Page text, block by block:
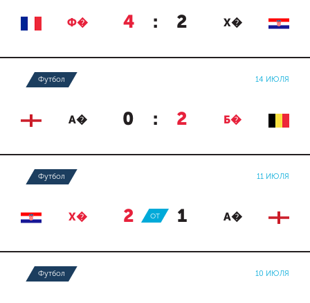
Ф� 4 : 2 Х�
Футбол 14 ИЮЛЯ
А� 0 : 2 Б�
Футбол 11 ИЮЛЯ
Х� 2 : 1 А�
ОТ
Футбол 10 ИЮЛЯ